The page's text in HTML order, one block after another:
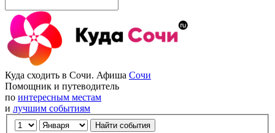
Куда сходить в Сочи. Афиша Сочи
Помощник и путеводитель
по интересным местам
и лучшим событиям